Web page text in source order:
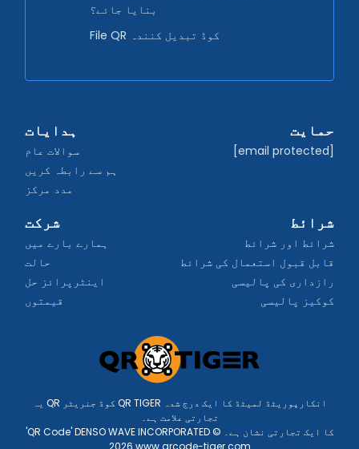
بنایا جائے؟
File QR کوڈ تبدیل کنندہ
ہدایات
سوالات عام
ہم سے رابطہ کریں
مدد مرکز
حمایت
[email protected]
شرکت
ہمارے بارے میں
حالت
اینٹرپرائز حل
قیمتوں
شرائط
شرائط اور شرائط
قابل قبول استعمال کی شرائط
رازداری کی پالیسی
کوکیز پالیسی
یہ QR کوڈ جنریٹر QR TIGER انکارپوریٹڈ لمیٹڈ کا ایک درج شدہ
تجارتی علامت ہے۔
'QR Code' DENSO WAVE INCORPORATED کا ایک تجارتی نشان ہے۔ ©